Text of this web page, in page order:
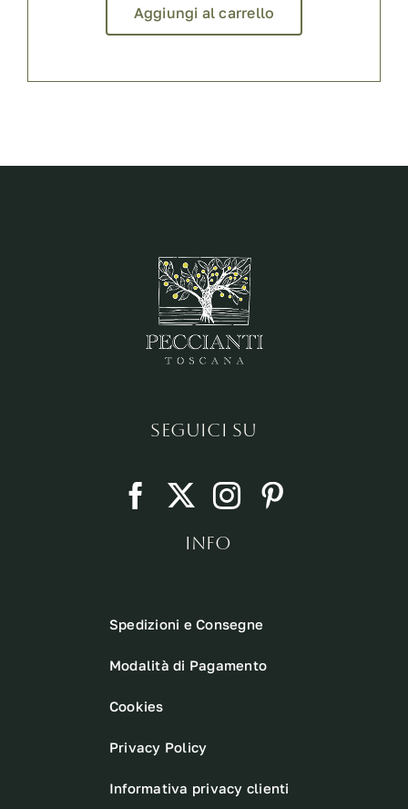
Aggiungi al carrello
SEGUICI SU
INFO
Spedizioni e Consegne
Modalità di Pagamento
Cookies
Privacy Policy
Informativa privacy clienti